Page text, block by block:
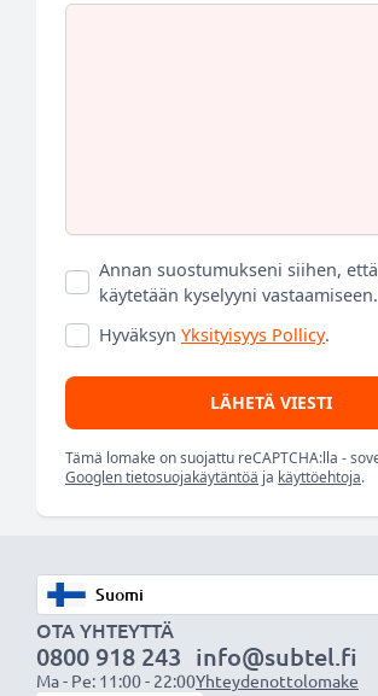
Annan suostumukseni siihen,
käytetään kyselyyni vastaamiseen.
Hyväksyn Yksityisyys Pollicy.
LÄHETÄ VIESTI
Tämä lomake on suojattu reCAPTCHA:lla -
Googlen tietosuojakäytäntöä ja käyttöehtoja.
OTA YHTEYTTÄ
0800 918 243
Ma - Pe: 11:00 - 22:00
info@subtel.fi
Yhteydenottolomake